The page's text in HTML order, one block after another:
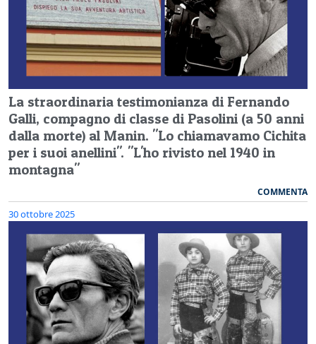
La straordinaria testimonianza di Fernando
Galli, compagno di classe di Pasolini (a 50 anni
dalla morte) al Manin. "Lo chiamavamo Cichita
per i suoi anellini". "L'ho rivisto nel 1940 in
montagna"
COMMENTA
30 ottobre 2025